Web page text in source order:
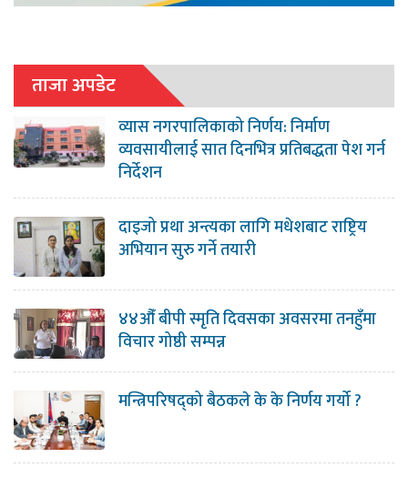
ताजा अपडेट
व्यास नगरपालिकाको निर्णय: निर्माण
व्यवसायीलाई सात दिनभित्र प्रतिबद्धता पेश गर्न
निर्देशन
दाइजो प्रथा अन्त्यका लागि मधेशबाट राष्ट्रिय
अभियान सुरु गर्ने तयारी
४४औँ बीपी स्मृति दिवसका अवसरमा तनहुँमा
विचार गोष्ठी सम्पन्न
मन्त्रिपरिषद्को बैठकले के के निर्णय गर्यो ?